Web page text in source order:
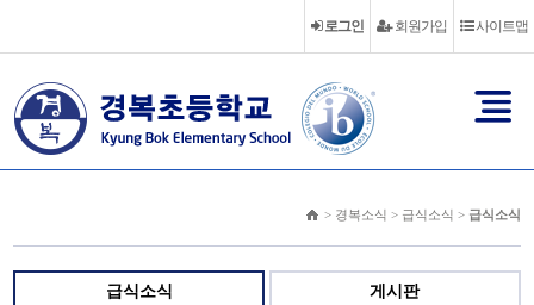
사이트맵
회원가입
로그인
> 경복소식 > 급식소식 > 급식소식
급식소식 게시판